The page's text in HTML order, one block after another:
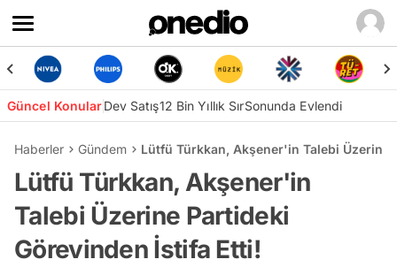
Güncel KonularDev Satış12 Bin Yıllık SırSonunda Evlendi
Haberler Gündem Lütfü Türkkan, Akşener'in Talebi
Lütfü Türkkan, Akşener'in
Talebi Üzerine Partideki
Görevinden İstifa Etti!